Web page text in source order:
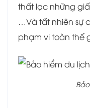
thất lạc những
…Và tất nhiên sự
phạm vi toàn thế